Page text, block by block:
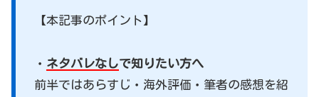
【本記事のポイント】
・ ネタバレなしで知りたい方へ
前半ではあらすじ・海外評価・筆者の感想を紹